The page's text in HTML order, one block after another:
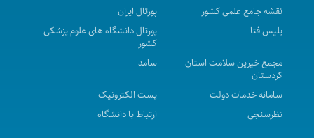
برگزاری کمیته کارشناسی حوزه معاونت آموزشی
اعضای کمیسیون ویژه حمایت از دانشجویان
پیام تبریک معاون آموزشی به مناسبت بزرگداشت روز
معلم
نقشه جامع علمی کشور
پورتال ایران
پلیس فتا
پورتال دانشگاه های علوم پزشکی
کشور
مجمع خیرین سلامت استان
کردستان
سامد
سامانه خدمات دولت
پست الکترونیک
نظرسنجی
ارتباط با دانشگاه